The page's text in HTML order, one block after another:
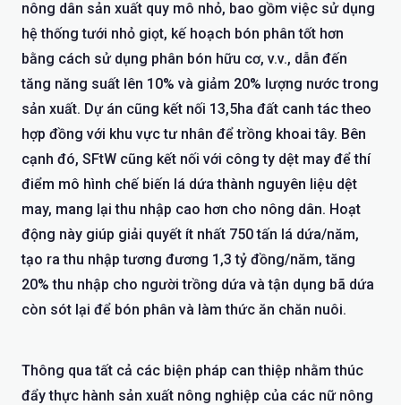
nông dân sản xuất quy mô nhỏ, bao gồm việc sử dụng
hệ thống tưới nhỏ giọt, kế hoạch bón phân tốt hơn
bằng cách sử dụng phân bón hữu cơ, v.v., dẫn đến
tăng năng suất lên 10% và giảm 20% lượng nước trong
sản xuất. Dự án cũng kết nối 13,5ha đất canh tác theo
hợp đồng với khu vực tư nhân để trồng khoai tây. Bên
cạnh đó, SFtW cũng kết nối với công ty dệt may để thí
điểm mô hình chế biến lá dứa thành nguyên liệu dệt
may, mang lại thu nhập cao hơn cho nông dân. Hoạt
động này giúp giải quyết ít nhất 750 tấn lá dứa/năm,
tạo ra thu nhập tương đương 1,3 tỷ đồng/năm, tăng
20% thu nhập cho người trồng dứa và tận dụng bã dứa
còn sót lại để bón phân và làm thức ăn chăn nuôi.
Thông qua tất cả các biện pháp can thiệp nhằm thúc
đẩy thực hành sản xuất nông nghiệp của các nữ nông